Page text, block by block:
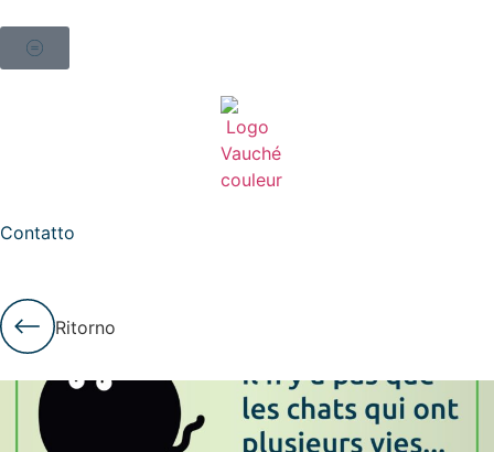
Contatto
Ritorno